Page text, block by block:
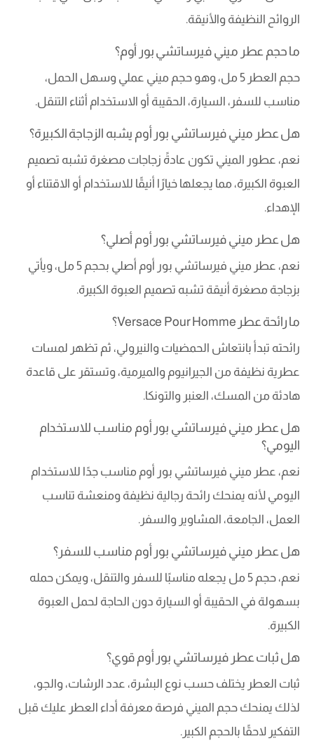
الروائح النظيفة والأنيقة.
ما حجم عطر ميني فيرساتشي بور أوم؟
حجم العطر 5 مل، وهو حجم ميني عملي وسهل الحمل،
مناسب للسفر، السيارة، الحقيبة أو الاستخدام أثناء التنقل.
هل عطر ميني فيرساتشي بور أوم يشبه الزجاجة الكبيرة؟
نعم، عطور الميني تكون عادةً زجاجات مصغرة تشبه تصميم
العبوة الكبيرة، مما يجعلها خيارًا أنيقًا للاستخدام أو الاقتناء أو
الإهداء.
هل عطر ميني فيرساتشي بور أوم أصلي؟
نعم، عطر ميني فيرساتشي بور أوم أصلي بحجم 5 مل، ويأتي
بزجاجة مصغرة أنيقة تشبه تصميم العبوة الكبيرة.
ما رائحة عطر Versace Pour Homme؟
رائحته تبدأ بانتعاش الحمضيات والنيرولي، ثم تظهر لمسات
عطرية نظيفة من الجيرانيوم والميرمية، وتستقر على قاعدة
هادئة من المسك، العنبر والتونكا.
هل عطر ميني فيرساتشي بور أوم مناسب للاستخدام
اليومي؟
نعم، عطر ميني فيرساتشي بور أوم مناسب جدًا للاستخدام
اليومي لأنه يمنحك رائحة رجالية نظيفة ومنعشة تناسب
العمل، الجامعة، المشاوير والسفر.
هل عطر ميني فيرساتشي بور أوم مناسب للسفر؟
نعم، حجم 5 مل يجعله مناسبًا للسفر والتنقل، ويمكن حمله
بسهولة في الحقيبة أو السيارة دون الحاجة لحمل العبوة
الكبيرة.
هل ثبات عطر فيرساتشي بور أوم قوي؟
ثبات العطر يختلف حسب نوع البشرة، عدد الرشات، والجو،
لذلك يمنحك حجم الميني فرصة معرفة أداء العطر عليك قبل
التفكير لاحقًا بالحجم الكبير.